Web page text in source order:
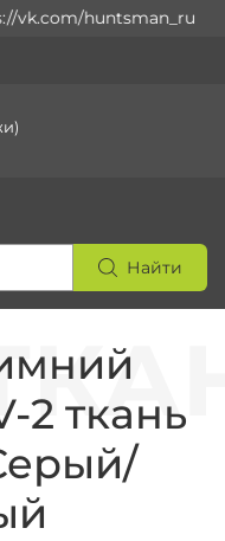
huntsman_ru
Найти
2 ткань